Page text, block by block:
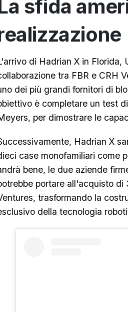
sfida
di Hadrian X in Florida,
tra FBR e CRH
dei più grandi fornitori di
è completare un test
per dimostrare le
Hadrian X
case monofamiliari come
bene, le due aziende
portare all'acquisto
trasformando la
della tecnologia